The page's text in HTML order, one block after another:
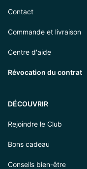
Contact
Commande et livraison
Centre d'aide
Révocation du contrat
DÉCOUVRIR
Rejoindre le Club
Bons cadeau
Conseils bien-être